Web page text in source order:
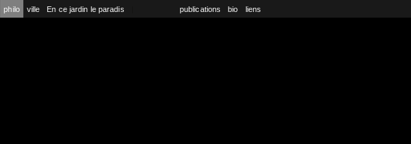
philo ville En ce jardin le paradis publications bio liens